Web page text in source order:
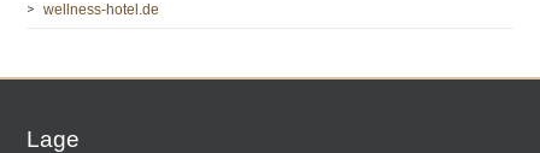
wellness-hotel.de
Lage